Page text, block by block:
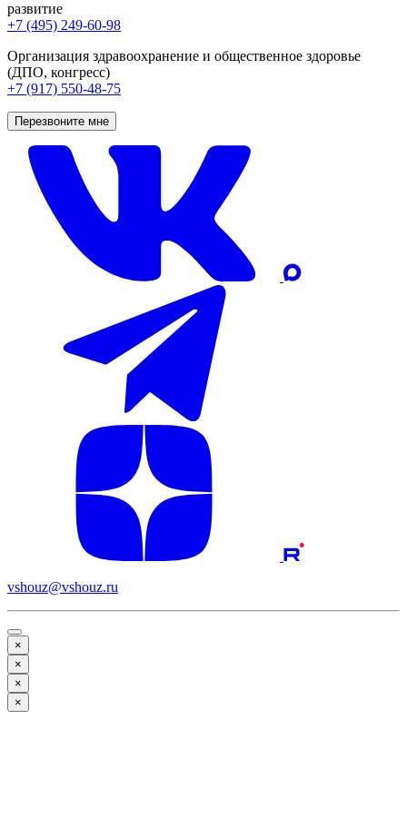
развитие
+7 (495) 249-60-98
Организация здравоохранение и общественное здоровье
(ДПО, конгресс)
+7 (917) 550-48-75
Перезвоните мне
vshouz@vshouz.ru
×
×
×
×